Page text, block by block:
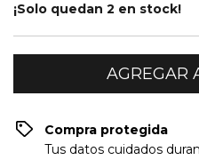
¡Solo quedan 2 en stock!
Compra protegida
Tus datos cuidados